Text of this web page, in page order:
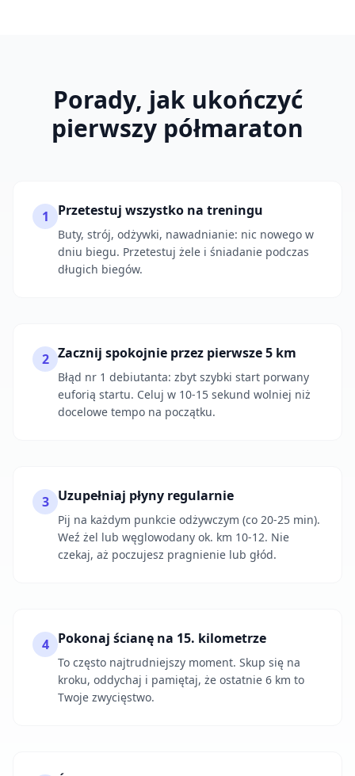
Porady, jak ukończyć
pierwszy półmaraton
1 Przetestuj wszystko na treningu
Buty, strój, odżywki, nawadnianie: nic nowego w
dniu biegu. Przetestuj żele i śniadanie podczas
długich biegów.
2 Zacznij spokojnie przez pierwsze 5 km
Błąd nr 1 debiutanta: zbyt szybki start porwany
euforią startu. Celuj w 10-15 sekund wolniej niż
docelowe tempo na początku.
3 Uzupełniaj płyny regularnie
Pij na każdym punkcie odżywczym (co 20-25 min).
Weź żel lub węglowodany ok. km 10-12. Nie
czekaj, aż poczujesz pragnienie lub głód.
4 Pokonaj ścianę na 15. kilometrze
To często najtrudniejszy moment. Skup się na
kroku, oddychaj i pamiętaj, że ostatnie 6 km to
Twoje zwycięstwo.